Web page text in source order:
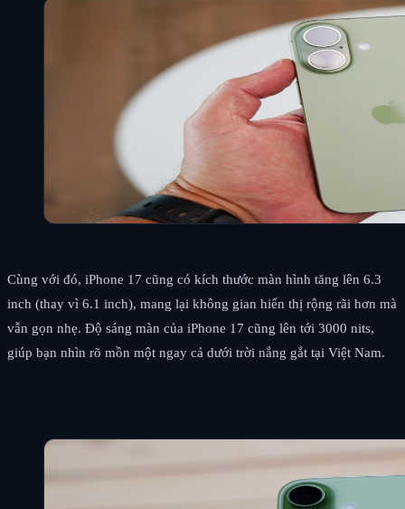
Cùng với đó, iPhone 17 cũng có kích thước màn hình tăng lên 6.3
inch (thay vì 6.1 inch), mang lại không gian hiển thị rộng rãi hơn mà
vẫn gọn nhẹ. Độ sáng màn của iPhone 17 cũng lên tới 3000 nits,
giúp bạn nhìn rõ mồn một ngay cả dưới trời nắng gắt tại Việt Nam.